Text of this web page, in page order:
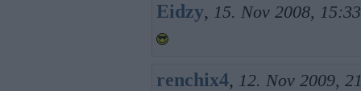
Eidzy, 15. Nov 2008, 15:33
renchix4, 12. Nov 2009,